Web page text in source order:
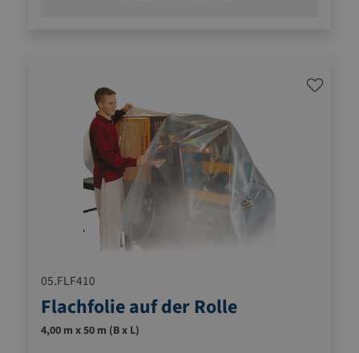
05.FLF410
Flachfolie auf der Rolle
4,00 m x 50 m (B x L)